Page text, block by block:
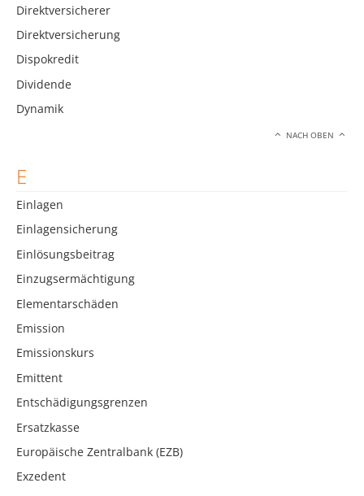
Direktversicherer
Direktversicherung
Dispokredit
Dividende
Dynamik
NACH OBEN
E
Einlagen
Einlagensicherung
Einlösungsbeitrag
Einzugsermächtigung
Elementarschäden
Emission
Emissionskurs
Emittent
Entschädigungsgrenzen
Ersatzkasse
Europäische Zentralbank (EZB)
Exzedent